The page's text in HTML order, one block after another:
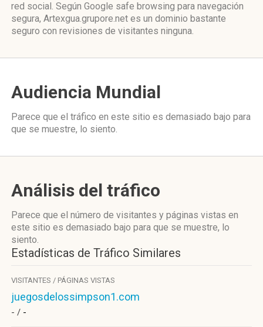
red social. Según Google safe browsing para navegación
segura, Artexgua.grupore.net es un dominio bastante
seguro con revisiones de visitantes ninguna.
Audiencia Mundial
Parece que el tráfico en este sitio es demasiado bajo para
que se muestre, lo siento.
Análisis del tráfico
Parece que el número de visitantes y páginas vistas en
este sitio es demasiado bajo para que se muestre, lo
siento.
Estadísticas de Tráfico Similares
VISITANTES / PÁGINAS VISTAS
juegosdelossimpson1.com
- / -